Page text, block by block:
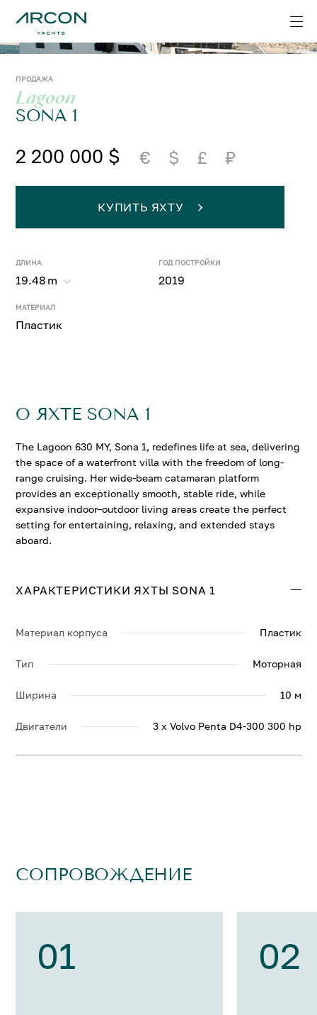
ПРОДАЖА
Lagoon
SONA 1
2 200 000 $ € $ £ ₽
ДЛИНА
19.48 m
ГОД ПОСТРОЙКИ
2019
МАТЕРИАЛ
Пластик
КУПИТЬ ЯХТУ
О ЯХТЕ SONA 1
The Lagoon 630 MY, Sona 1, redefines life at sea, delivering
the space of a waterfront villa with the freedom of long-
range cruising. Her wide-beam catamaran platform
provides an exceptionally smooth, stable ride, while
expansive indoor–outdoor living areas create the perfect
setting for entertaining, relaxing, and extended stays
aboard.
ХАРАКТЕРИСТИКИ ЯХТЫ SONA 1
Материал корпуса Пластик
Тип Моторная
Ширина 10 м
Двигатели 3 x Volvo Penta D4-300 300 hp
СОПРОВОЖДЕНИЕ
01 02